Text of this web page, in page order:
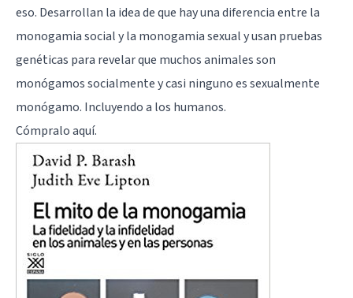
eso. Desarrollan la idea de que hay una diferencia entre la
monogamia social y la monogamia sexual y usan pruebas
genéticas para revelar que muchos animales son
monógamos socialmente y casi ninguno es sexualmente
monógamo. Incluyendo a los humanos.
Cómpraloaquí.